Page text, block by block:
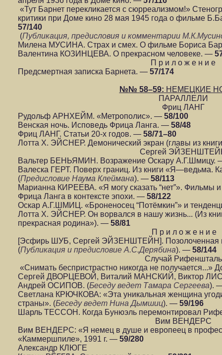
«Тут Барнет перекликается с сюрреализмом!»
критики при Доме кино 28 мая 1945 года о фильме
57/140
(Публикация, предисловия и комментарии
Милена МУСИНА. Страх и смех. О фильме Бориса
Валентина КОЗИНЦЕВА. О прекрасном человеке. —
П р и л о ж е н и е
Предсмертная записка Барнета. — 57/174
№№ 58–59: НЕМЕЦКИЕ
ПАРАЛЛЕЛИ
Фриц ЛАНГ
Рудольф АРНХЕЙМ. «Метрополис». — 58/100
Венская ночь. Исповедь Фрица Ланга. — 58/48
Фриц ЛАНГ. Статьи 20-х годов. — 58/71–80
Лотта Х. ЭЙСНЕР. Демонический экран (главы из
Сергей
Вальтер БЕНЬЯМИН. Возражение Оскару А.Г.Шмицу.
Валеска ГЕРТ. Поверх границ. Из книги «Я—ведьма.
(Предисловие Наума Клеймана). — 58/113
Марианна КИРЕЕВА. «Я могу сказать “нет”». Фильмы
Фрица Ланга в контексте эпохи. — 58/122
Оскар А.Г.ШМИЦ. «Броненосец “Потёмкин”» и
Лотта Х. ЭЙСНЕР. Он ворвался в нашу жизнь... (Из
прекрасная родина»). — 58/81
П р и л о ж е н и е
[Эсфирь ШУБ, Сергей ЭЙЗЕНШТЕЙН]. Позолоченная
(Публикация и предисловие А.С.Дерябина). — 58/144
Случай Рифеншталь
«Снимать беспристрастно никогда не получается...»
Сергей ДВОРЦЕВОЙ, Виталий МАНСКИЙ, Виктор
Андрей ОСИПОВ. (Беседу ведет Тамара Сергеева).
Светлана КРЮЧКОВА: «Эта уникальная женщина
страны». (Беседу ведет Нина Дымшиц). — 59/196
Шарль ТЕССОН. Когда Бунюэль перемонтировал
Вим ВЕНДЕРС
Вим ВЕНДЕРС: «Я немец в душе и европеец в
«Каммершпиле», 1991 г. — 59/280
Александр КЛЮГЕ